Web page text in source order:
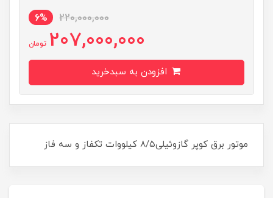
220,000,000
6%
207,000,000 تومان
موتور برق کوپر گازوئیلی۸/۵ کیلووات تکفاز و سه فاز